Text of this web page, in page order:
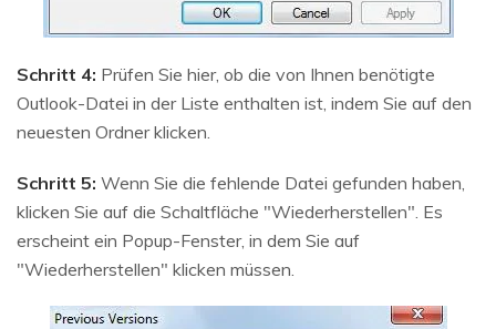
Schritt 4: Prüfen Sie hier, ob die von Ihnen benötigte
Outlook-Datei in der Liste enthalten ist, indem Sie auf den
neuesten Ordner klicken.
Schritt 5: Wenn Sie die fehlende Datei gefunden haben,
klicken Sie auf die Schaltfläche "Wiederherstellen". Es
erscheint ein Popup-Fenster, in dem Sie auf
"Wiederherstellen" klicken müssen.